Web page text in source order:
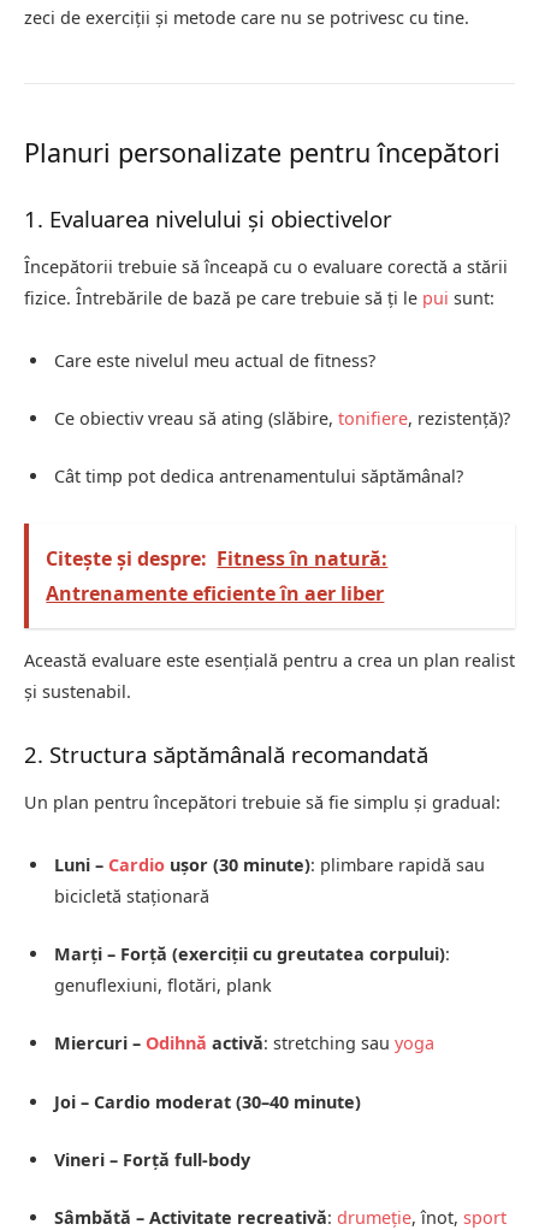
zeci de exerciții și metode care nu se potrivesc cu tine.
Planuri personalizate pentru începători
1. Evaluarea nivelului și obiectivelor
Începătorii trebuie să înceapă cu o evaluare corectă a stării
fizice. Întrebările de bază pe care trebuie să ți le pui sunt:
Care este nivelul meu actual de fitness?
Ce obiectiv vreau să ating (slăbire, tonifiere, rezistență)?
Cât timp pot dedica antrenamentului săptămânal?
Citește și despre: Fitness în natură:
Antrenamente eficiente în aer liber
Această evaluare este esențială pentru a crea un plan realist
și sustenabil.
2. Structura săptămânală recomandată
Un plan pentru începători trebuie să fie simplu și gradual:
Luni – Cardio ușor (30 minute): plimbare rapidă sau
bicicletă staționară
Marți – Forță (exerciții cu greutatea corpului):
genuflexiuni, flotări, plank
Miercuri – Odihnă activă: stretching sau yoga
Joi – Cardio moderat (30–40 minute)
Vineri – Forță full-body
Sâmbătă – Activitate recreativă: drumeție, înot, sport